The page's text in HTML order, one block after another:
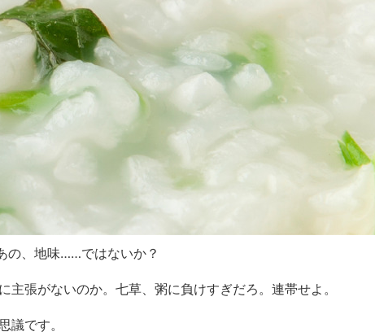
の、地味……ではないか？
主張がないのか。七草、粥に負けすぎだろ。連帯せよ。
議です。